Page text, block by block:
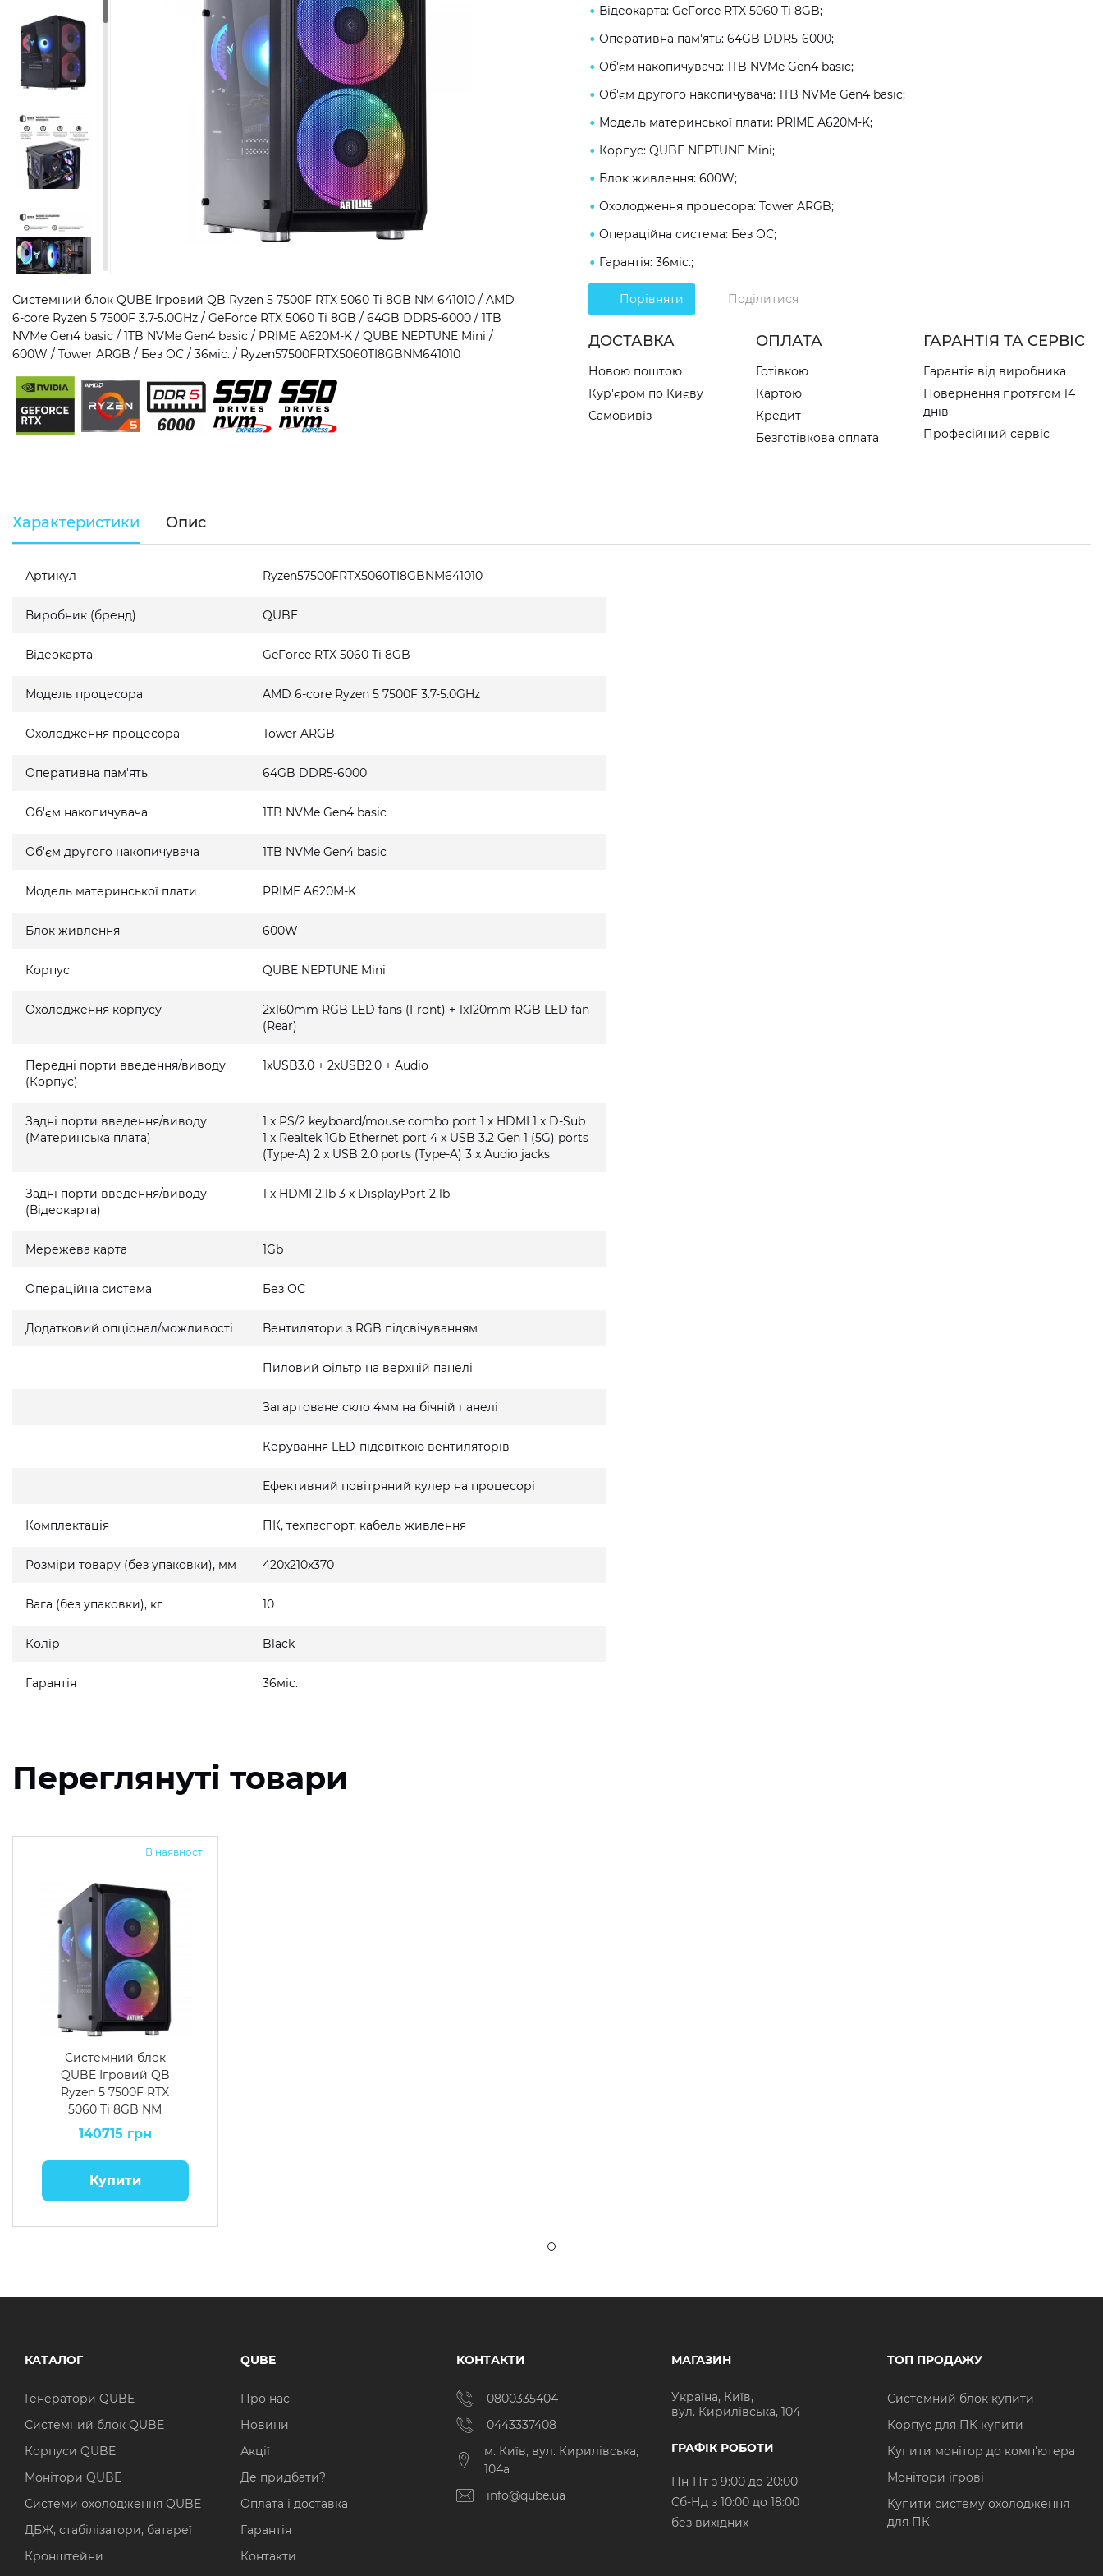
Системний блок QUBE Ігровий QB Ryzen 5 7500F RTX 5060 Ti 8GB NM 641010 / AMD
6-core Ryzen 5 7500F 3.7-5.0GHz / GeForce RTX 5060 Ti 8GB / 64GB DDR5-6000 / 1TB
NVMe Gen4 basic / 1TB NVMe Gen4 basic / PRIME A620M-K / QUBE NEPTUNE Mini /
600W / Tower ARGB / Без ОС / 36міс. / Ryzen57500FRTX5060TI8GBNM641010
Відеокарта: GeForce RTX 5060 Ti 8GB;
Оперативна пам'ять: 64GB DDR5-6000;
Об'єм накопичувача: 1TB NVMe Gen4 basic;
Об'єм другого накопичувача: 1TB NVMe Gen4 basic;
Модель материнської плати: PRIME A620M-K;
Корпус: QUBE NEPTUNE Mini;
Блок живлення: 600W;
Охолодження процесора: Tower ARGB;
Операційна система: Без ОС;
Гарантія: 36міс.;
Порівняти Поділитися
ДОСТАВКА
Новою поштою
Кур'єром по Києву
Самовивіз
ОПЛАТА
Готівкою
Картою
Кредит
Безготівкова оплата
ГАРАНТІЯ ТА СЕРВІС
Гарантія від виробника
Повернення протягом 14
днів
Професійний сервіс
Характеристики Опис
Артикул Ryzen57500FRTX5060TI8GBNM641010
Виробник (бренд) QUBE
Відеокарта GeForce RTX 5060 Ti 8GB
Модель процесора AMD 6-core Ryzen 5 7500F 3.7-5.0GHz
Охолодження процесора Tower ARGB
Оперативна пам'ять 64GB DDR5-6000
Об'єм накопичувача 1TB NVMe Gen4 basic
Об'єм другого накопичувача 1TB NVMe Gen4 basic
Модель материнської плати PRIME A620M-K
Блок живлення 600W
Корпус QUBE NEPTUNE Mini
Охолодження корпусу
2x160mm RGB LED fans (Front) + 1x120mm RGB LED fan
(Rear)
Передні порти введення/виводу
(Корпус)
1xUSB3.0 + 2xUSB2.0 + Audio
Задні порти введення/виводу
(Материнська плата)
1 x PS/2 keyboard/mouse combo port 1 x HDMI 1 x D-Sub
1 x Realtek 1Gb Ethernet port 4 x USB 3.2 Gen 1 (5G) ports
(Type-A) 2 x USB 2.0 ports (Type-A) 3 x Audio jacks
Задні порти введення/виводу
(Відеокарта)
1 x HDMI 2.1b 3 x DisplayPort 2.1b
Мережева карта 1Gb
Операційна система Без ОС
Додатковий опціонал/можливості Вентилятори з RGB підсвічуванням
Пиловий фільтр на верхній панелі
Загартоване скло 4мм на бічній панелі
Керування LED-підсвіткою вентиляторів
Ефективний повітряний кулер на процесорі
Комплектація ПК, техпаспорт, кабель живлення
Розміри товару (без упаковки), мм 420x210x370
Вага (без упаковки), кг 10
Колір Black
Гарантія 36міс.
Переглянуті товари
В наявності
Системний блок
QUBE Ігровий QB
Ryzen 5 7500F RTX
5060 Ti 8GB NM
641010
140715 грн
Купити
КАТАЛОГ
Генератори QUBE
Системний блок QUBE
Корпуси QUBE
Монітори QUBE
Системи охолодження QUBE
ДБЖ, стабілізатори, батареї
Кронштейни
QUBE
Про нас
Новини
Акції
Де придбати?
Оплата і доставка
Гарантія
Контакти
КОНТАКТИ
0800335404
0443337408
м. Київ, вул. Кирилівська,
104а
info@qube.ua
МАГАЗИН
Україна, Київ,
вул. Кирилівська, 104
ГРАФІК РОБОТИ
Пн-Пт з 9:00 до 20:00
Cб-Нд з 10:00 до 18:00
без вихідних
ТОП ПРОДАЖУ
Системний блок купити
Корпус для ПК купити
Купити монітор до комп'ютера
Монітори ігрові
Купити систему охолодження
для ПК